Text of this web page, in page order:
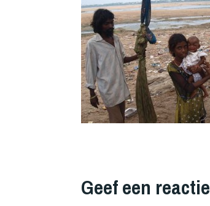
Geef een reactie